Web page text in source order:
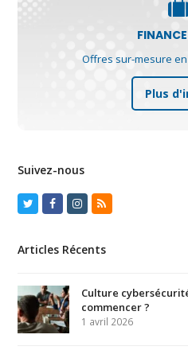
Offres sur-mesure
Plus
Suivez-nous
TwitterFacebook
Instagram
RSS
Articles Récents
Culture
commencer ?
1 avril 2026